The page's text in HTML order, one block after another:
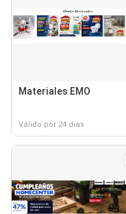
Materiales EMO
Válido por 24 días